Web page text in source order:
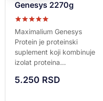
Genesys 2270g
Ocenjeno sa
5.00
od 5
Maximalium Genesys
Protein je proteinski
suplement koji kombinuje
izolat proteina...
5.250 RSD